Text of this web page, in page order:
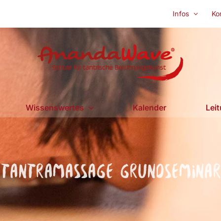
Infos
Wissenswertes Kalender
Tantramassage Grundseminar